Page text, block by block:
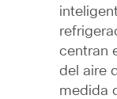
centran
del aire
medida